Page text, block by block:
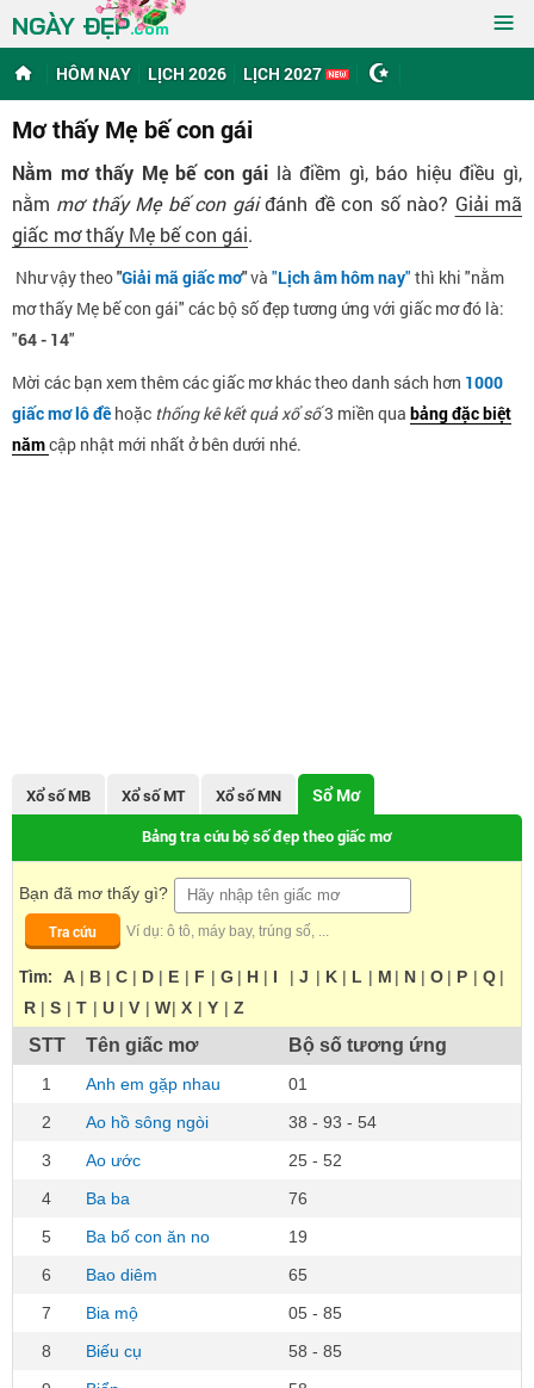
NGÀY ĐẸP.com ≡
HÔM NAY LỊCH 2026 LỊCH 2027
Mơ thấy Mẹ bế con gái
Nằm mơ thấy Mẹ bế con gái là điềm gì, báo hiệu điều gì,
nằm mơ thấy Mẹ bế con gáiđánh đề con số nào? Giải mã
giấc mơ thấy Mẹ bế con gái.
Như vậy theo"Giải mã giấc mơ"và "Lịch âm hôm nay" thì khi "nằm
mơ thấy Mẹ bế con gái" các bộ số đẹp tương ứng với giấc mơ đó là:
"64 - 14"
Mời các bạn xem thêm các giấc mơ khác theo danh sách hơn 1000
giấc mơ lô đề hoặc thống kê kết quả xổ số3 miền qua bảng đặc biệt
nămcập nhật mới nhất ở bên dưới nhé.
Xổ số MB Xổ số MT Xổ số MN Sổ Mơ
Bảng tra cứu bộ số đẹp theo giấc mơ
Bạn đã mơ thấy gì?
Tra cứu
Ví dụ: ô tô, máy bay, trúng số, ...
Tìm: A | B | C | D | E | F | G | H | I | J | K | L | M | N | O | P | Q |
R | S | T | U | V | W| X | Y | Z
STT Tên giấc mơ Bộ số tương ứng
1 Anh em gặp nhau
01
2
Ao hồ sông ngòi
38 - 93 - 54
3
Ao ước
25 - 52
4
Ba ba
76
5
Ba bố con ăn no
19
6
Bao diêm
65
7
Bia mộ
05 - 85
8
Biếu cụ
58 - 85